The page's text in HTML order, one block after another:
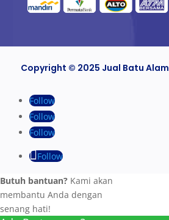
Copyright © 2025 Jual Batu Alam
Follow
Follow
Follow
Follow
Butuh bantuan? Kami akan
membantu Anda dengan
senang hati!